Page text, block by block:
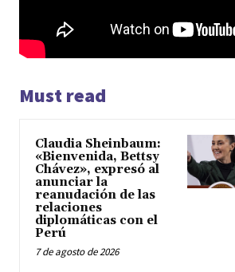
Must read
Claudia Sheinbaum:
«Bienvenida, Bettsy
Chávez», expresó al
anunciar la
reanudación de las
relaciones
diplomáticas con el
Perú
7 de agosto de 2026